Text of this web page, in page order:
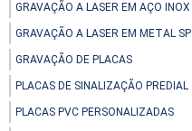
GRAVAÇÃO A LASER EM AÇO INOX
GRAVAÇÃO A LASER EM METAL SP
GRAVAÇÃO DE PLACAS
PLACAS DE SINALIZAÇÃO PREDIAL
PLACAS PVC PERSONALIZADAS